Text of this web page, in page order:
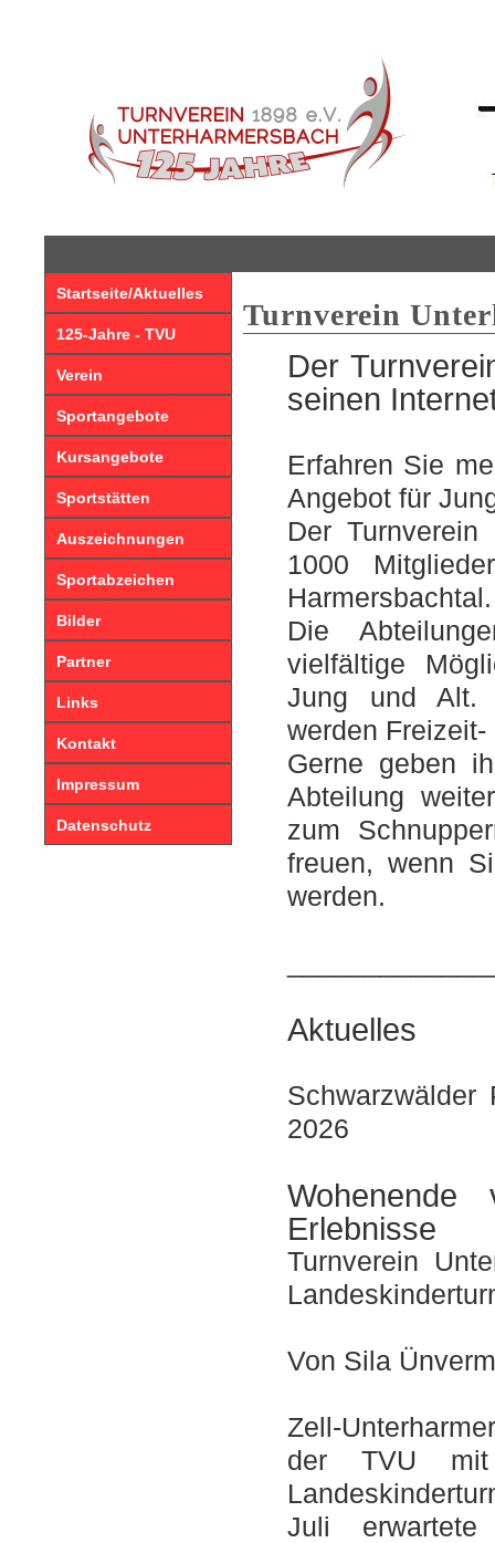
Startseite/Aktuelles
125-Jahre - TVU
Verein
Sportangebote
Kursangebote
Sportstätten
Auszeichnungen
Sportabzeichen
Bilder
Partner
Links
Kontakt
Impressum
Datenschutz
Turnverein
Der
seinen
Erfahren Sie
Angebot für
Der
1000
Harmersbachtal.
Die
vielfältige
Jung und Alt.
werden
Gerne geben
Abteilung
zum
freuen, wenn
werden.
Aktuelles
Schwarzwälder
2026
Erlebnisse
Turnverein
Von Sila
Zell-
der TVU
Juli